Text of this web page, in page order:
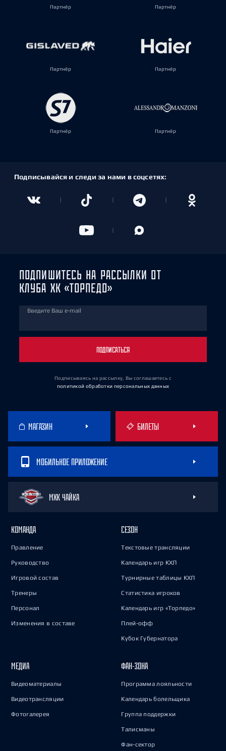
Партнёр Партнёр
Партнёр Партнёр
Партнёр Партнёр
Подписывайся и следи за нами в соцсетях:
ПОДПИШИТЕСЬ НА РАССЫЛКИ ОТ
КЛУБА ХК «ТОРПЕДО»
Введите Ваш e-mail
ПОДПИСАТЬСЯ
Подписываясь на рассылку, Вы соглашаетесь с
политикой обработки персональных данных
МАГАЗИН БИЛЕТЫ
МОБИЛЬНОЕ ПРИЛОЖЕНИЕ
МХК ЧАЙКА
КОМАНДА
Правление
Руководство
Игровой состав
Тренеры
Персонал
Изменения в составе
СЕЗОН
Текстовые трансляции
Календарь игр КХЛ
Турнирные таблицы КХЛ
Статистика игроков
Календарь игр «Торпедо»
Плей-офф
Кубок Губернатора
МЕДИА
Видеоматериалы
Видеотрансляции
Фотогалерея
ФАН-ЗОНА
Программа лояльности
Календарь болельщика
Группа поддержки
Талисманы
Фан-сектор